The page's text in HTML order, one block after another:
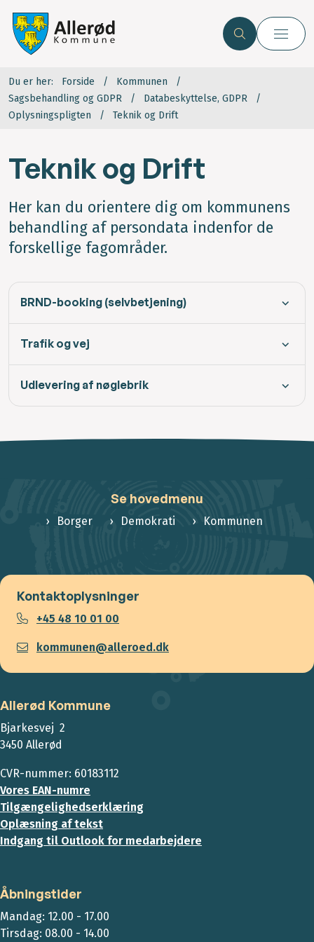
Du er her: Forside
Kommunen
Sagsbehandling og GDPR
Databeskyttelse, GDPR
Oplysningspligten
Teknik og Drift
Teknik og Drift
Her kan du orientere dig om kommunens
behandling af persondata indenfor de
forskellige fagområder.
BRND-booking (selvbetjening)
Trafik og vej
Udlevering af nøglebrik
Se hovedmenu
Borger Demokrati Kommunen
Kontaktoplysninger
+45 48 10 01 00
kommunen@alleroed.dk
Allerød Kommune
Bjarkesvej 2
3450 Allerød
CVR-nummer: 60183112
Vores EAN-numre
Tilgængelighedserklæring
Oplæsning af tekst
Indgang til Outlook for medarbejdere
Åbningstider
Mandag: 12.00 - 17.00
Tirsdag: 08.00 - 14.00